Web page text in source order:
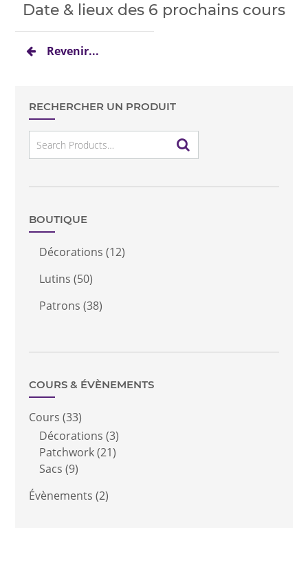
Date & lieux des 6 prochains cours
Revenir...
RECHERCHER UN PRODUIT
Search
for:
BOUTIQUE
Décorations (12)
Lutins (50)
Patrons (38)
COURS & ÉVÈNEMENTS
Cours (33)
Décorations (3)
Patchwork(21)
Sacs (9)
Évènements (2)